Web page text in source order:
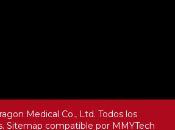
Medical Co., Ltd. Todos los
Sitemap compatible por MMYTech